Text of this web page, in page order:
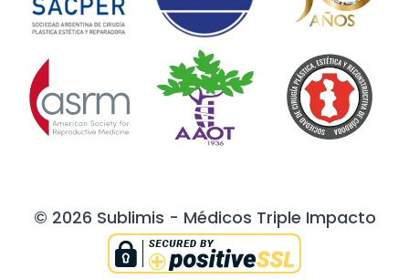
© 2026 Sublimis - Médicos Triple Impacto